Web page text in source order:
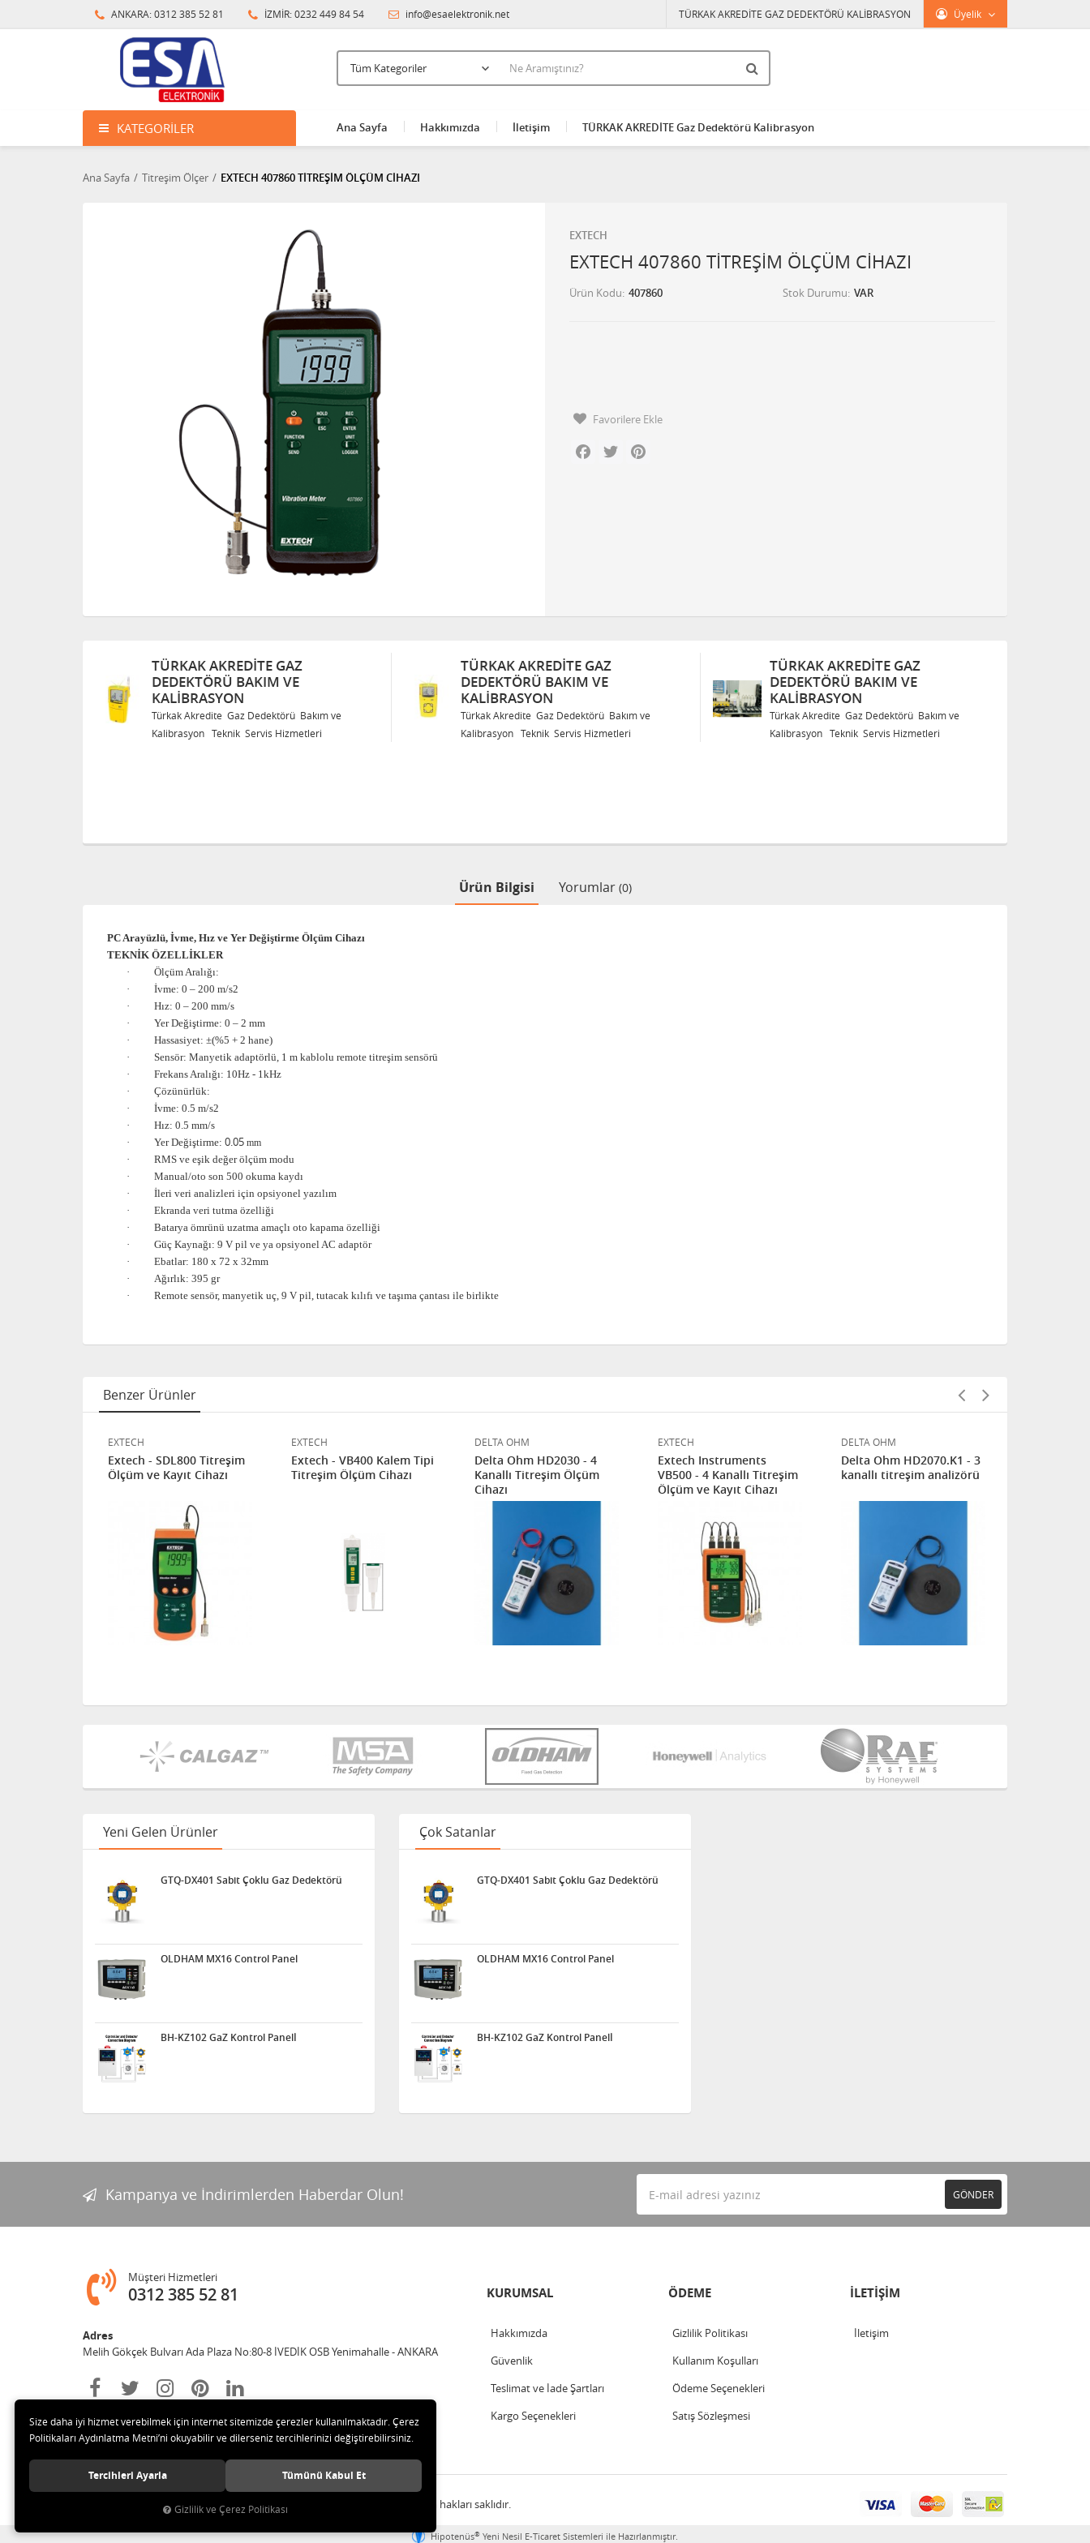
ANKARA: 0312 385 52 81 İZMİR: 0232 449 84 54 info@esaelektronik.net Üyelik
TÜRKAK AKREDİTE GAZ DEDEKTÖRÜ KALİBRASYON
KATEGORILER Ana Sayfa Hakkımızda İletişim TÜRKAK AKREDİTE Gaz Dedektörü Kalibrasyon
Ana Sayfa Titreşim Ölçer EXTECH 407860 TİTREŞİM ÖLÇÜM CİHAZI
EXTECH
EXTECH 407860 TİTREŞİM ÖLÇÜM CİHAZI
Ürün Kodu 407860 Stok Durumu VAR
Favorilere Ekle
Facebook
Twitter
TÜRKAK AKREDITE GAZ
DEDEKTÖRÜ BAKIM VE
KALIBRASYON
Türkak Akredite Gaz Dedektörü Bakım ve
Kalibrasyon Teknik Servis Hizmetleri
TÜRKAK AKREDITE GAZ
DEDEKTÖRÜ BAKIM VE
KALIBRASYON
Türkak Akredite Gaz Dedektörü Bakım ve
Kalibrasyon Teknik Servis Hizmetleri
TÜRKAK AKREDITE GAZ
DEDEKTÖRÜ BAKIM VE
KALIBRASYON
Türkak Akredite Gaz Dedektörü Bakım ve
Kalibrasyon Teknik Servis Hizmetleri
Ürün Bilgisi Yorumlar (0)
PC Arayüzlü, İvme, Hız ve Yer Değiştirme Ölçüm Cihazı
TEKNİK ÖZELLİKLER
·
Ölçüm Aralığı:
·
İvme: 0 – 200 m/s2
·
Hız: 0 – 200 mm/s
·
Yer Değiştirme: 0 – 2 mm
·
Hassasiyet: ±(%5 + 2 hane)
·
Sensör: Manyetik adaptörlü, 1 m kablolu remote titreşim sensörü
·
Frekans Aralığı: 10Hz - 1kHz
·
Çözünürlük:
·
İvme: 0.5 m/s2
·
Hız: 0.5 mm/s
·
Yer Değiştirme: 0.05 mm
·
RMS ve eşik değer ölçüm modu
·
Manual/oto son 500 okuma kaydı
·
İleri veri analizleri için opsiyonel yazılım
·
Ekranda veri tutma özelliği
·
Batarya ömrünü uzatma amaçlı oto kapama özelliği
·
Güç Kaynağı: 9 V pil ve ya opsiyonel AC adaptör
·
Ebatlar: 180 x 72 x 32mm
·
Ağırlık: 395 gr
·
Remote sensör, manyetik uç, 9 V pil, tutacak kılıfı ve taşıma çantası ile birlikte
Benzer Ürünler
EXTECH
Extech - SDL800 Titreşim
Ölçüm ve Kayıt Cihazı
EXTECH
Extech - VB400 Kalem Tipi
Titreşim Ölçüm Cihazı
DELTA OHM
Delta Ohm HD2030 - 4
Kanallı Titreşim Ölçüm
Cihazı
EXTECH
Extech Instruments
VB500 - 4 Kanallı Titreşim
Ölçüm ve Kayıt Cihazı
DELTA OHM
Delta Ohm HD2070.K1 - 3
kanallı titreşim analizörü
Yeni Gelen Ürünler
GTQ-DX401 Sabit Çoklu Gaz Dedektörü
OLDHAM MX16 Control Panel
BH-KZ102 GaZ Kontrol Panelİ
Çok Satanlar
GTQ-DX401 Sabit Çoklu Gaz Dedektörü
OLDHAM MX16 Control Panel
BH-KZ102 GaZ Kontrol Panelİ
Kampanya ve İndirimlerden Haberdar Olun! GÖNDER
Müşteri Hizmetleri
0312 385 52 81
Adres
Melih Gökçek Bulvarı Ada Plaza No:80-8 İVEDİK OSB Yenimahalle - ANKARA
KURUMSAL
Hakkımızda
Güvenlik
Teslimat ve İade Şartları
Kargo Seçenekleri
ÖDEME
Gizlilik Politikası
Kullanım Koşulları
Ödeme Seçenekleri
Satış Sözleşmesi
İLETİŞİM
İletişim
© 2020 ESA ÖLÇÜM VE TEST CİHAZLARI ELEKTRONİK SAN TİC LTD ŞTİ Tüm hakları saklıdır.
Hipotenüs® Yeni Nesil E-Ticaret Sistemleri ile Hazırlanmıştır.
Size daha iyi hizmet verebilmek için internet sitemizde çerezler kullanılmaktadır. Çerez
Politikaları Aydınlatma Metni’ni okuyabilir ve dilerseniz tercihlerinizi değiştirebilirsiniz.
Tercihleri Ayarla Tümünü Kabul Et
Gizlilik ve Çerez Politikası